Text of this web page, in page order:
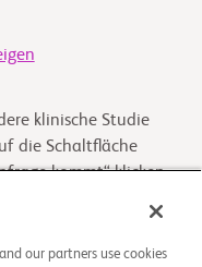
klinische Studie
die Schaltfläche
kommt“ klicken
our partners use cookies